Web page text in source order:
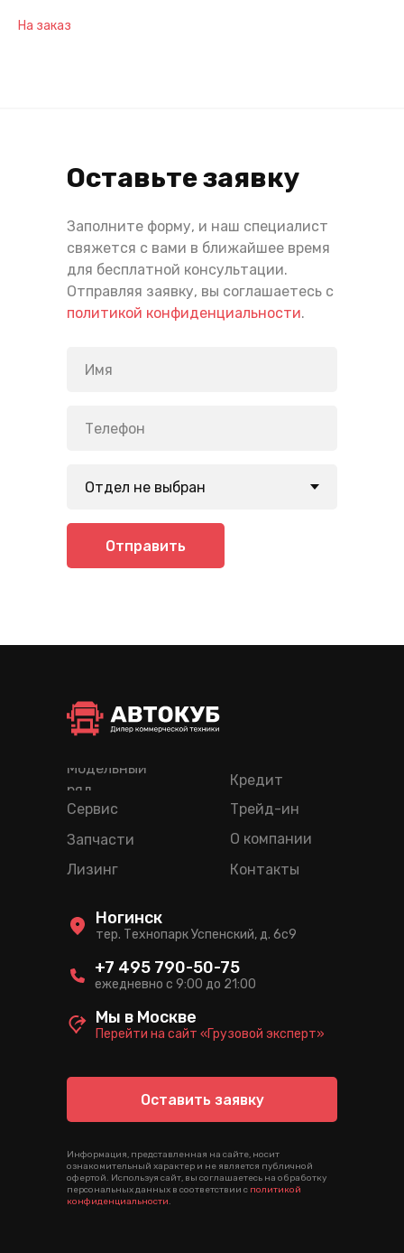
На заказ
Оставьте заявку
Заполните форму, и наш специалист
свяжется с вами в ближайшее время
для бесплатной консультации.
Отправляя заявку, вы соглашаетесь с
политикой конфиденциальности.
Отправить
Лизинг
Кредит
Трейд-ин
Модельный
ряд
Сервис
Запчасти
О компании
Контакты
Оставить заявку
Информация, представленная на сайте, носит
ознакомительный характер и не является публичной
офертой. Используя сайт, вы соглашаетесь на обработку
персональных данных в соответствии с политикой
конфиденциальности.
тер. Технопарк Успенский, д. 6c9
Ногинск
ежедневно с 9:00 до 21:00
+7 495 790-50-75
Перейти на сайт «Грузовой эксперт»
Мы в Москве